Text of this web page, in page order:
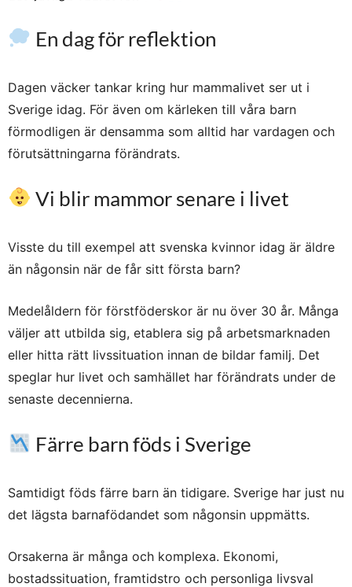
En dag för reflektion
Dagen väcker tankar kring hur mammalivet ser ut i
Sverige idag. För även om kärleken till våra barn
förmodligen är densamma som alltid har vardagen och
förutsättningarna förändrats.
Vi blir mammor senare i livet
Visste du till exempel att svenska kvinnor idag är äldre
än någonsin när de får sitt första barn?
Medelåldern för förstföderskor är nu över 30 år. Många
väljer att utbilda sig, etablera sig på arbetsmarknaden
eller hitta rätt livssituation innan de bildar familj. Det
speglar hur livet och samhället har förändrats under de
senaste decennierna.
Färre barn föds i Sverige
Samtidigt föds färre barn än tidigare. Sverige har just nu
det lägsta barnafödandet som någonsin uppmätts.
Orsakerna är många och komplexa. Ekonomi,
bostadssituation, framtidstro och personliga livsval